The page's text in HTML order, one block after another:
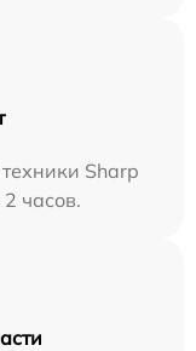
Sharp
часов.